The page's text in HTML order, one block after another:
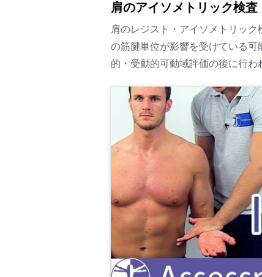
肩のアイソメトリック検査
肩のレジスト・アイソメトリッ
の筋腱単位が影響を受けている可
的・受動的可動域評価の後に行わ